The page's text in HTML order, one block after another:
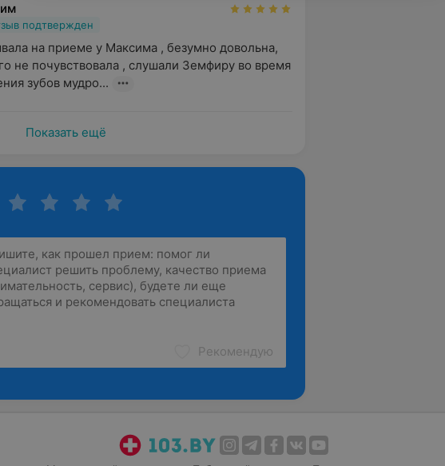
подтвержден
на приеме у Максима , безумно довольна,
не почувствовала , слушали Земфиру во время
зубов мудро...
Показать ещё
Рекомендую